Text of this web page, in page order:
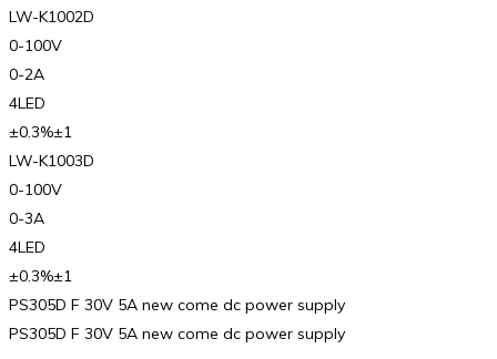
LW-K1002D
0-100V
0-2A
4LED
±0.3%±1
LW-K1003D
0-100V
0-3A
4LED
±0.3%±1
PS305D F 30V 5A new come dc power supply
PS305D F 30V 5A new come dc power supply